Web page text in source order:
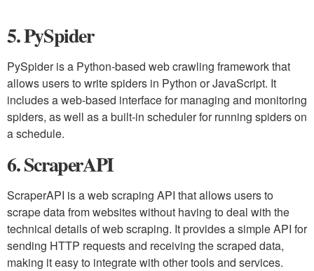
5. PySpider
PySpider is a Python-based web crawling framework that
allows users to write spiders in Python or JavaScript. It
includes a web-based interface for managing and monitoring
spiders, as well as a built-in scheduler for running spiders on
a schedule.
6. ScraperAPI
ScraperAPI is a web scraping API that allows users to
scrape data from websites without having to deal with the
technical details of web scraping. It provides a simple API for
sending HTTP requests and receiving the scraped data,
making it easy to integrate with other tools and services.